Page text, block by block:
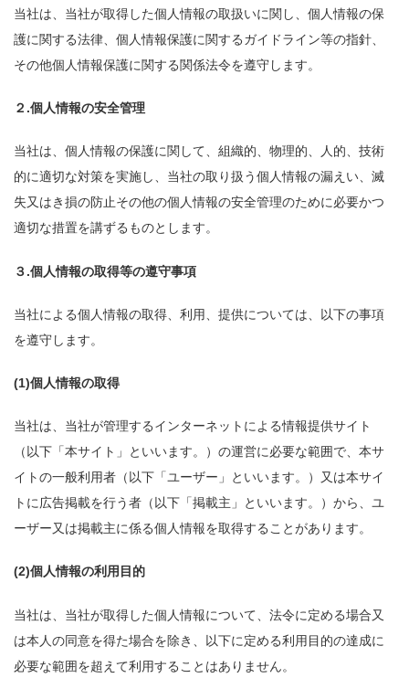
当社は、当社が取得した個人情報の取扱いに関し、個人情報の保
護に関する法律、個人情報保護に関するガイドライン等の指針、
その他個人情報保護に関する関係法令を遵守します。
２.個人情報の安全管理
当社は、個人情報の保護に関して、組織的、物理的、人的、技術
的に適切な対策を実施し、当社の取り扱う個人情報の漏えい、滅
失又はき損の防止その他の個人情報の安全管理のために必要かつ
適切な措置を講ずるものとします。
３.個人情報の取得等の遵守事項
当社による個人情報の取得、利用、提供については、以下の事項
を遵守します。
(1)個人情報の取得
当社は、当社が管理するインターネットによる情報提供サイト
（以下「本サイト」といいます。）の運営に必要な範囲で、本サ
イトの一般利用者（以下「ユーザー」といいます。）又は本サイ
トに広告掲載を行う者（以下「掲載主」といいます。）から、ユ
ーザー又は掲載主に係る個人情報を取得することがあります。
(2)個人情報の利用目的
当社は、当社が取得した個人情報について、法令に定める場合又
は本人の同意を得た場合を除き、以下に定める利用目的の達成に
必要な範囲を超えて利用することはありません。